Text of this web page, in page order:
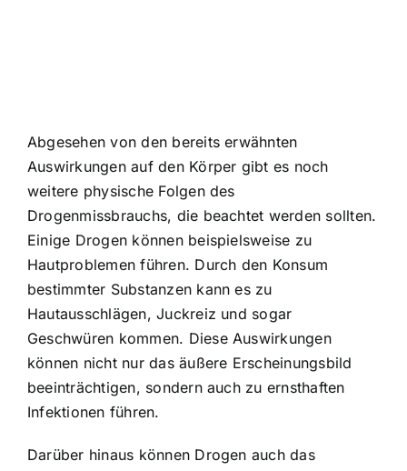
Abgesehen von den bereits erwähnten
Auswirkungen auf den Körper gibt es noch
weitere physische Folgen des
Drogenmissbrauchs, die beachtet werden sollten.
Einige Drogen können beispielsweise zu
Hautproblemen führen. Durch den Konsum
bestimmter Substanzen kann es zu
Hautausschlägen, Juckreiz und sogar
Geschwüren kommen. Diese Auswirkungen
können nicht nur das äußere Erscheinungsbild
beeinträchtigen, sondern auch zu ernsthaften
Infektionen führen.
Darüber hinaus können Drogen auch das